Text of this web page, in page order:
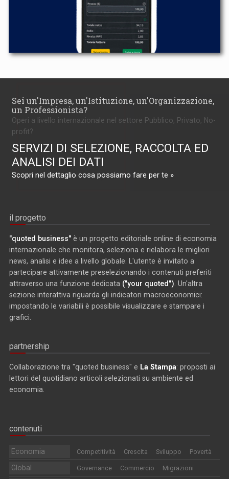
Sei un'Impresa, un'Istituzione, un'Organizzazione,
un Professionista?
Operi a livello internazionale nel settore Pubblico, Privato, No-
profit?
SERVIZI DI SELEZIONE, RACCOLTA ED
ANALISI DEI DATI
Scopri nel dettaglio cosa possiamo fare per te »
il progetto
"quoted business" è un progetto editoriale online di economia
internazionale che monitora, seleziona e rielabora le migliori
news, analisi e idee a livello globale. L'utente è invitato a
partecipare attivamente preselezionando i contenuti preferiti
attraverso una funzione dedicata ("your quoted") . Un'altra
sezione interattiva riguarda gli indicatori macroeconomici:
impostando le variabili è possibile visualizzare e stampare i
grafici.
partnership
Collaborazione tra "quoted business" e La Stampa: proposti ai
lettori del quotidiano articoli selezionati su ambiente ed
economia.
contenuti
Economia Competitività Crescita Sviluppo Povertà
Global Governance Commercio Migrazioni